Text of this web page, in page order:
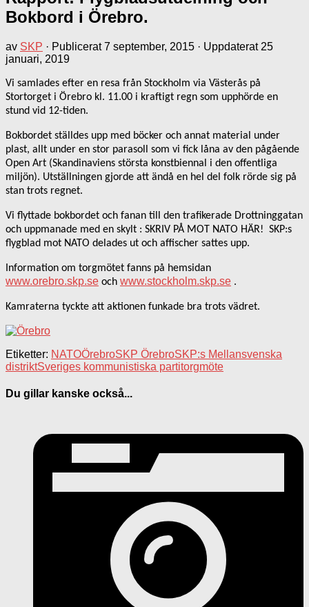
Bokbord i Örebro.
av SKP · Publicerat7 september, 2015 · Uppdaterat 25
januari, 2019
Vi samlades efter en resa från Stockholm via Västerås på
Stortorget i Örebro kl. 11.00 i kraftigt regn som upphörde en
stund vid 12-tiden.
Bokbordet ställdes upp med böcker och annat material under
plast, allt under en stor parasoll som vi fick låna av den pågående
Open Art (Skandinaviens största konstbiennal i den offentliga
miljön). Utställningen gjorde att ändå en hel del folk rörde sig på
stan trots regnet.
Vi flyttade bokbordet och fanan till den trafikerade Drottninggatan
och uppmanade med en skylt : SKRIV PÅ MOT NATO HÄR! SKP:s
flygblad mot NATO delades ut och affischer sattes upp.
Information om torgmötet fanns på hemsidan
www.orebro.skp.se och www.stockholm.skp.se .
Kamraterna tyckte att aktionen funkade bra trots vädret.
Etiketter: NATOÖrebroSKP ÖrebroSKP:s Mellansvenska
distriktSveriges kommunistiska partitorgmöte
Du gillar kanske också...